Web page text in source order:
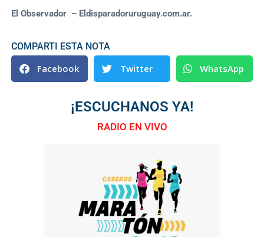
El Observador – Eldisparadoruruguay.com.ar.
COMPARTI ESTA NOTA
Facebook Twitter WhatsApp
¡ESCUCHANOS YA!
RADIO EN VIVO